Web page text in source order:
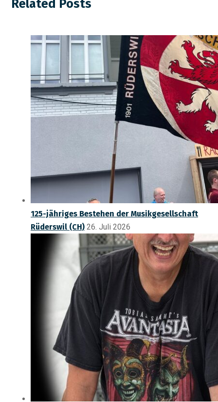
Related Posts
125-jähriges Bestehen der Musikgesellschaft
Rüderswil (CH) 26. Juli 2026